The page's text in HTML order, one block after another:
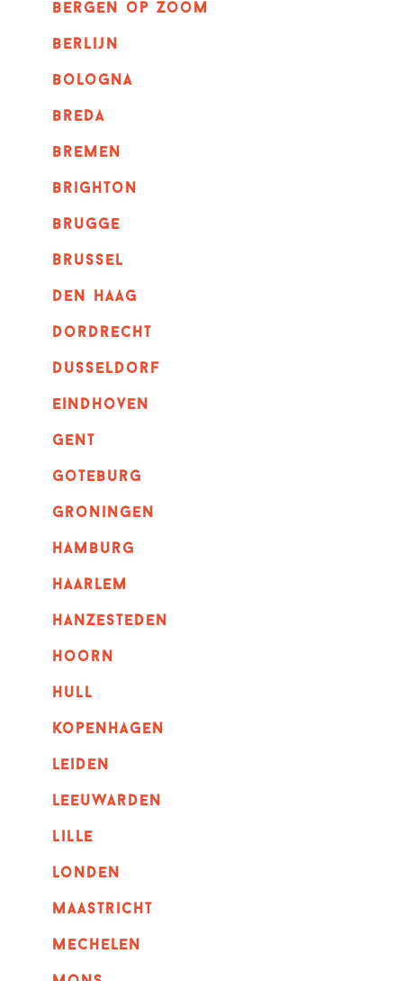
bergen op zoom
berlijn
bologna
breda
bremen
brighton
brugge
Brussel
Den haag
dordrecht
dusseldorf
eindhoven
GENT
goteburg
groningen
hamburg
haarlem
hanzesteden
hoorn
hull
kopenhagen
leiden
leeuwarden
lille
londen
maastricht
mechelen